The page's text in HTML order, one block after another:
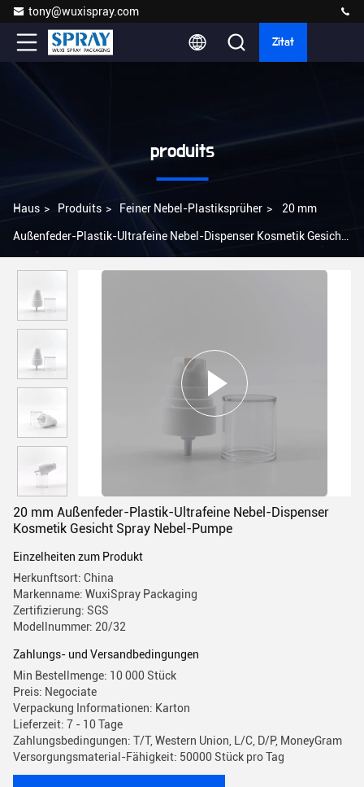
tony@wuxispray.com
Zitat
produits
Haus > Produits > Feiner Nebel-Plastiksprüher > 20 mm
Außenfeder-Plastik-Ultrafeine Nebel-Dispenser Kosmetik Gesicht
20 mm Außenfeder-Plastik-Ultrafeine Nebel-Dispenser
Kosmetik Gesicht Spray Nebel-Pumpe
Einzelheiten zum Produkt
Herkunftsort: China
Markenname: WuxiSpray Packaging
Zertifizierung: SGS
Modellnummer: 20/32
Zahlungs- und Versandbedingungen
Min Bestellmenge: 10 000 Stück
Preis: Negociate
Verpackung Informationen: Karton
Lieferzeit: 7 - 10 Tage
Zahlungsbedingungen: T/T, Western Union, L/C, D/P, MoneyGram
Versorgungsmaterial-Fähigkeit: 50000 Stück pro Tag